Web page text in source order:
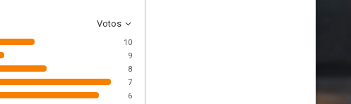
Votos
10
9
8
7
6